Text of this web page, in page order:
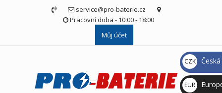
service@pro-baterie.cz
Pracovní doba - 10:00 - 18:00
Můj účet
CZK
Kč
EUR